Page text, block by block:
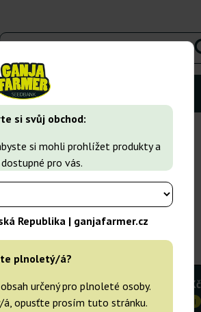
si svůj obchod:
si mohli prohlížet produkty a
pro vás.
Republika | ganjafarmer.cz
plnoletý/á?
určený pro plnoleté osoby.
opusťte prosím tuto stránku.
Fast Buds
1 semeno
Odeslání do 24h
180Kč
25% LEVNĚJI